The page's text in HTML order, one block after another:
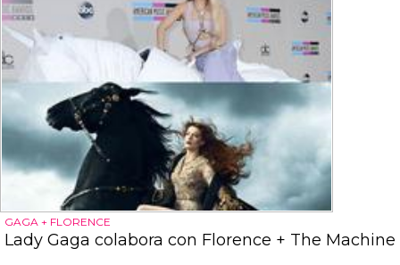
GAGA + FLORENCE
Lady Gaga colabora con Florence + The Machine